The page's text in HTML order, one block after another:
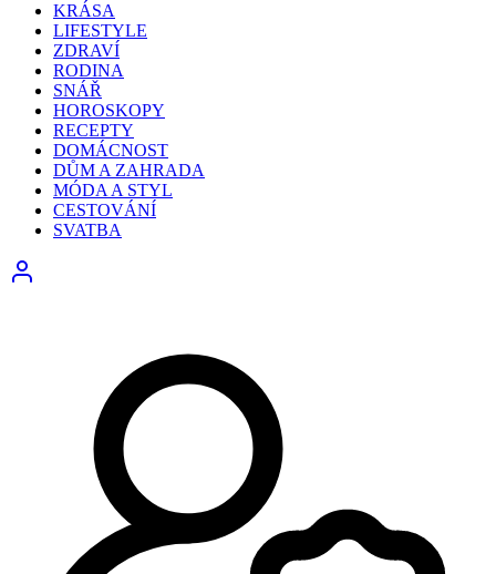
KRÁSA
LIFESTYLE
ZDRAVÍ
RODINA
SNÁŘ
HOROSKOPY
RECEPTY
DOMÁCNOST
DŮM A ZAHRADA
MÓDA A STYL
CESTOVÁNÍ
SVATBA